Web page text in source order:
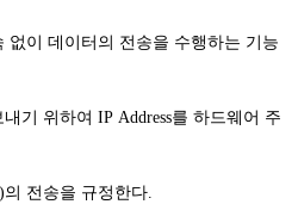
없이 데이터의 전송을 수행하는 기능
기 위하여 IP Address를 하드웨어 주
전송을 규정한다.